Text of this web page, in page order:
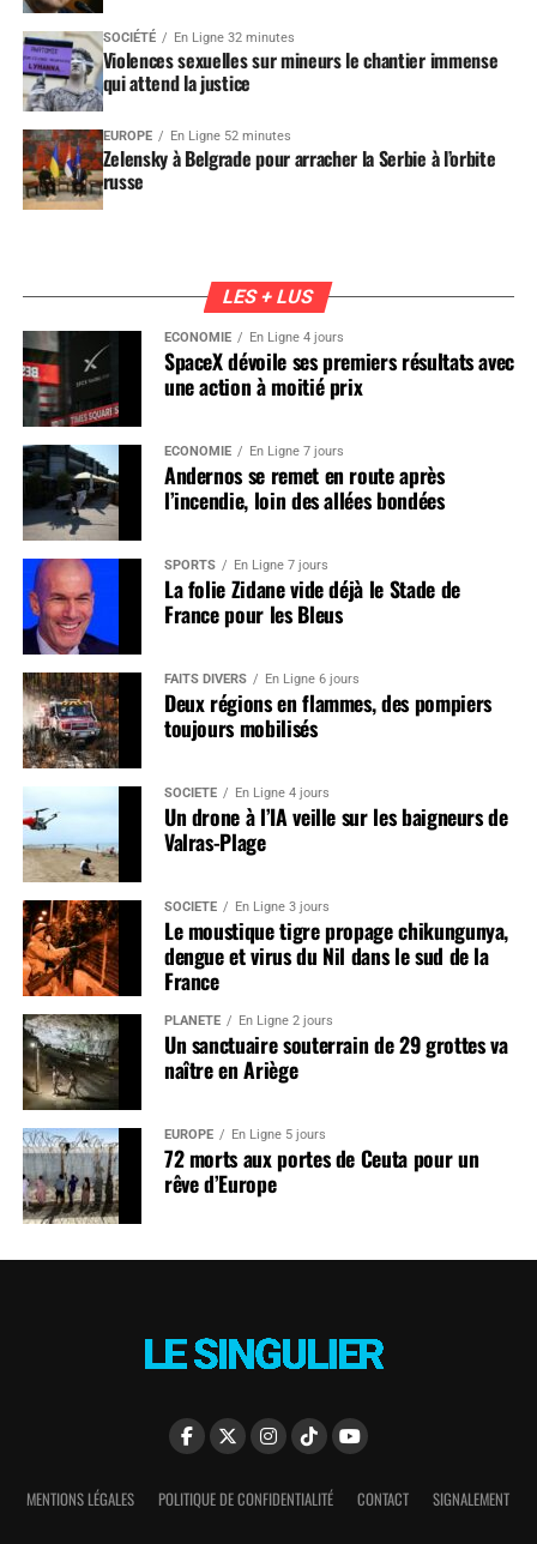
SOCIÉTÉ En Ligne 32 minutes
Violences sexuelles sur mineurs le chantier immense
qui attend la justice
EUROPE En Ligne 52 minutes
Zelensky à Belgrade pour arracher la Serbie à l’orbite
russe
LES + LUS
ÉCONOMIE En Ligne 4 jours
SpaceX dévoile ses premiers résultats avec
une action à moitié prix
ÉCONOMIE En Ligne 7 jours
Andernos se remet en route après
l’incendie, loin des allées bondées
SPORTS En Ligne 7 jours
La folie Zidane vide déjà le Stade de
France pour les Bleus
FAITS DIVERS En Ligne 6 jours
Deux régions en flammes, des pompiers
toujours mobilisés
SOCIÉTÉ En Ligne 4 jours
Un drone à l’IA veille sur les baigneurs de
Valras-Plage
SOCIÉTÉ En Ligne 3 jours
Le moustique tigre propage chikungunya,
dengue et virus du Nil dans le sud de la
France
PLANÈTE En Ligne 2 jours
Un sanctuaire souterrain de 29 grottes va
naître en Ariège
EUROPE En Ligne 5 jours
72 morts aux portes de Ceuta pour un
rêve d’Europe
MENTIONS LÉGALES POLITIQUE DE CONFIDENTIALITÉ CONTACT SIGNALEMENT